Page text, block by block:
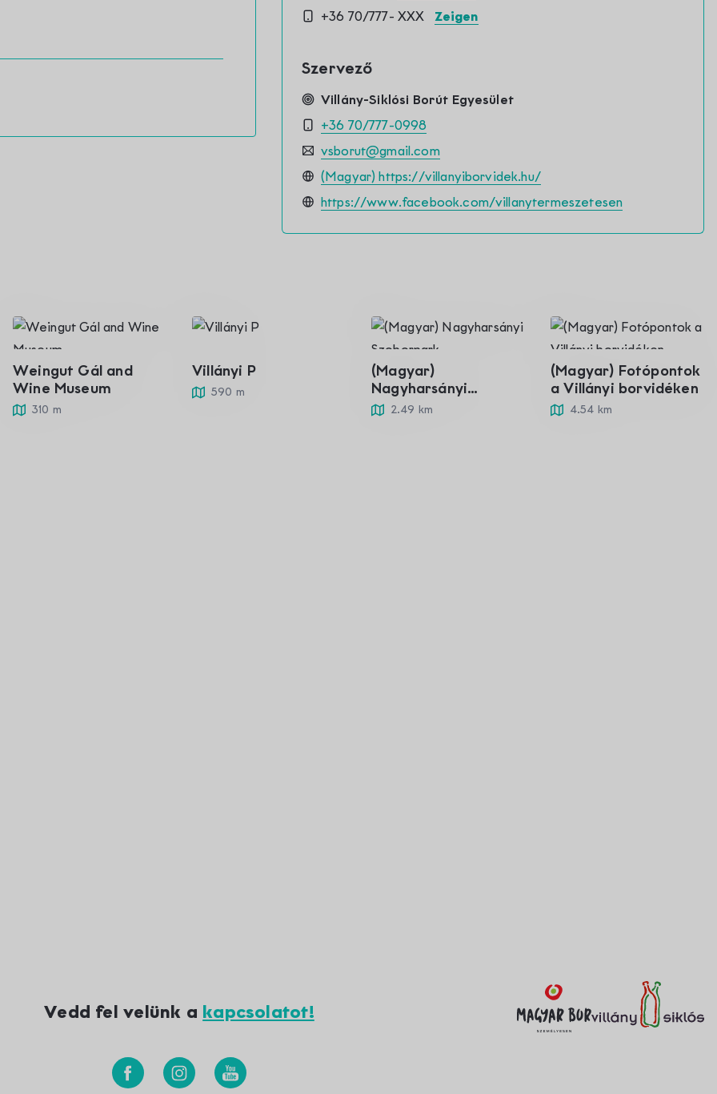
+36 70/777- XXX Zeigen
Szervező
Villány-Siklósi Borút Egyesület
+36 70/777-0998
vsborut@gmail.com
(Magyar) https://villanyiborvidek.hu/
https://www.facebook.com/villanytermeszetesen
Weingut Gál and
Wine Museum
310 m
Villányi P
590 m
(Magyar)
Nagyharsányi
Szoborpark
2.49 km
(Magyar) Fotópontok
a Villányi borvidéken
4.54 km
Vedd fel velünk a kapcsolatot!